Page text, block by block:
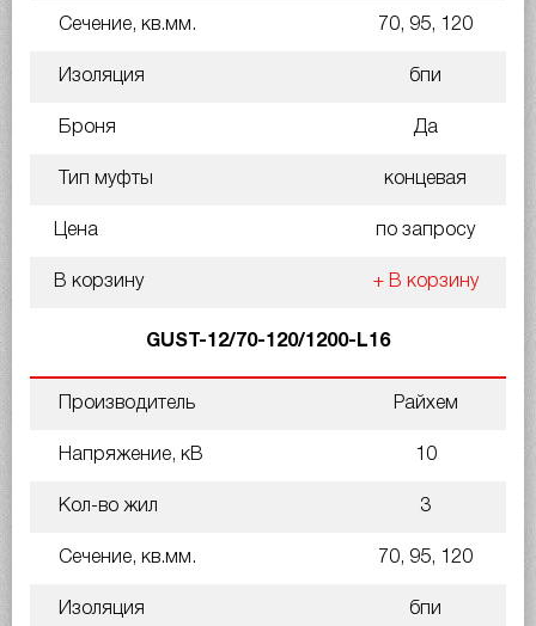
Сечение, кв.мм. 70, 95, 120
Изоляция бпи
Броня Да
Тип муфты концевая
Цена по запросу
В корзину + В корзину
GUST-12/70-120/1200-L16
Производитель Райхем
Напряжение, кВ 10
Кол-во жил 3
Сечение, кв.мм. 70, 95, 120
Изоляция бпи